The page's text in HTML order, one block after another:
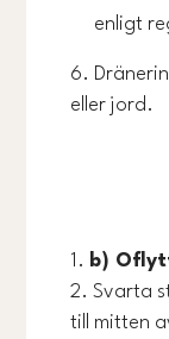
enligt
eller jord.
b)
Svarta
till mitten